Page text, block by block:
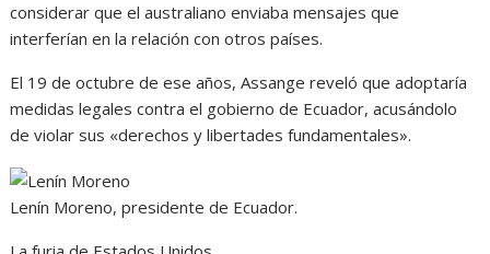
considerar que el australiano enviaba mensajes que
interferían en la relación con otros países.
El 19 de octubre de ese años, Assange reveló que adoptaría
medidas legales contra el gobierno de Ecuador, acusándolo
de violar sus «derechos y libertades fundamentales».
Lenín Moreno, presidente de Ecuador.